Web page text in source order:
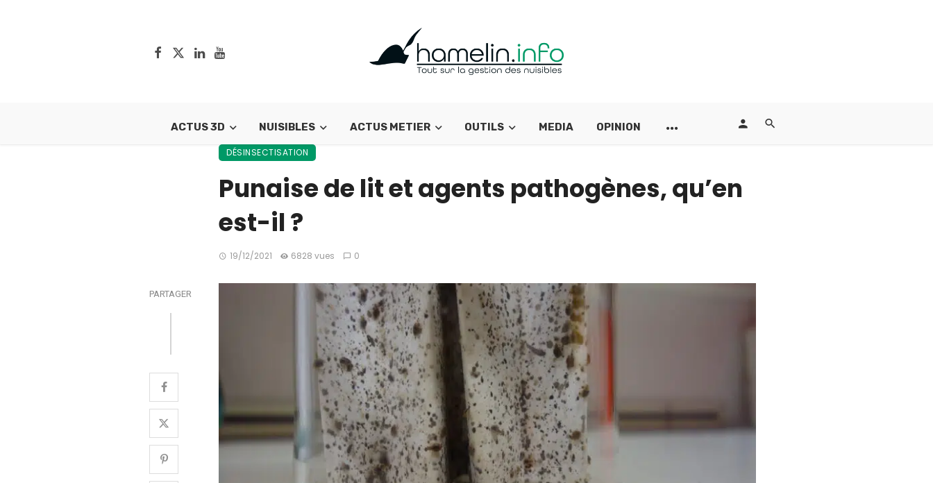
ACTUS 3D NUISIBLES ACTUS METIER OUTILS MEDIA OPINION
DÉSINSECTISATION
Punaise de lit et agents pathogènes, qu’en
est-il ?
19/12/2021 6828 vues 0
PARTAGER